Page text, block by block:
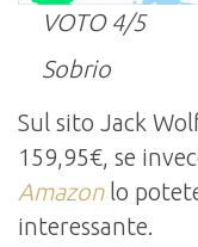
VOTO 4/5
Sobrio
Sul sito Jack
159,95€, se
Amazonlo
interessante.